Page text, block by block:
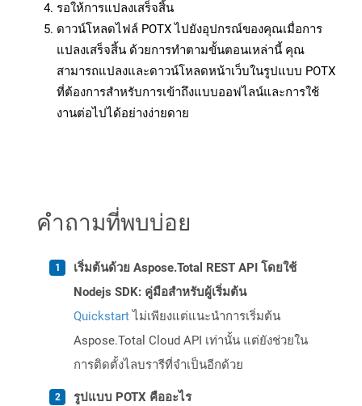
รอให้การแปลงเสร็จสิ้น
ดาวน์โหลดไฟล์ POTX ไปยังอุปกรณ์ของคุณเมื่อการ
แปลงเสร็จสิ้น ด้วยการทำตามขั้นตอนเหล่านี้ คุณ
สามารถแปลงและดาวน์โหลดหน้าเว็บในรูปแบบ POTX
ที่ต้องการสำหรับการเข้าถึงแบบออฟไลน์และการใช้
งานต่อไปได้อย่างง่ายดาย
คำถามที่พบบ่อย
เริ่มต้นด้วย Aspose.Total REST API โดยใช้
Nodejs SDK: คู่มือสำหรับผู้เริ่มต้น
Quickstartไม่เพียงแต่แนะนำการเริ่มต้น
Aspose.Total Cloud API เท่านั้น แต่ยังช่วยใน
การติดตั้งไลบรารีที่จำเป็นอีกด้วย
รูปแบบ POTX คืออะไร